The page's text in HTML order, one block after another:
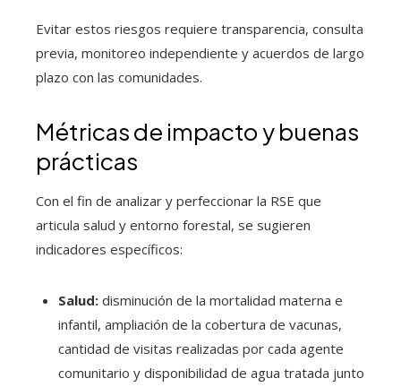
Evitar estos riesgos requiere transparencia, consulta
previa, monitoreo independiente y acuerdos de largo
plazo con las comunidades.
Métricas de impacto y buenas
prácticas
Con el fin de analizar y perfeccionar la RSE que
articula salud y entorno forestal, se sugieren
indicadores específicos:
Salud: disminución de la mortalidad materna e
infantil, ampliación de la cobertura de vacunas,
cantidad de visitas realizadas por cada agente
comunitario y disponibilidad de agua tratada junto